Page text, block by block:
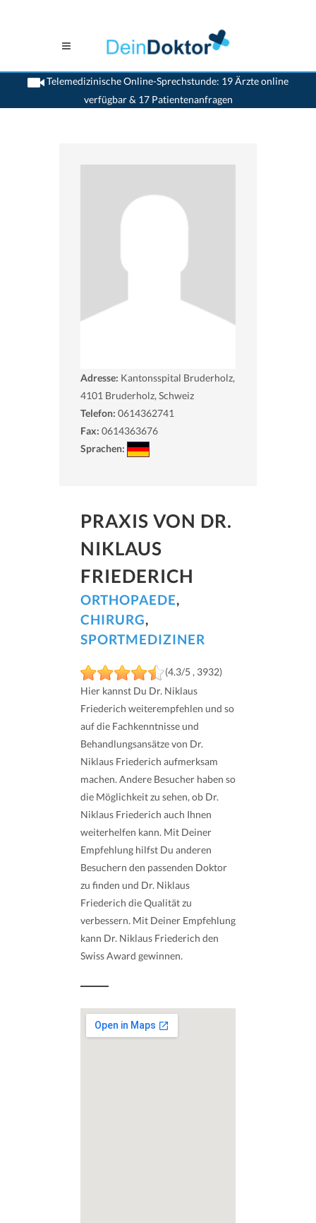
Telemedizinische Online-Sprechstunde: 19 Ärzte online
verfügbar & 17 Patientenanfragen
>Orthopaden>Bruderholz>Dr. Niklaus Friederich>Praxis von Dr. Niklaus
Adresse: Kantonsspital Bruderholz,
4101 Bruderholz, Schweiz
Telefon: 0614362741
Fax: 0614363676
Sprachen:
PRAXIS VON DR.
NIKLAUS
FRIEDERICH
ORTHOPAEDE,
CHIRURG,
SPORTMEDIZINER
(4.3/5 , 3932)
Hier kannst Du Dr. Niklaus
Friederich weiterempfehlen und so
auf die Fachkenntnisse und
Behandlungsansätze von Dr.
Niklaus Friederich aufmerksam
machen. Andere Besucher haben so
die Möglichkeit zu sehen, ob Dr.
Niklaus Friederich auch Ihnen
weiterhelfen kann. Mit Deiner
Empfehlung hilfst Du anderen
Besuchern den passenden Doktor
zu finden und Dr. Niklaus
Friederich die Qualität zu
verbessern. Mit Deiner Empfehlung
kann Dr. Niklaus Friederich den
Swiss Award gewinnen.